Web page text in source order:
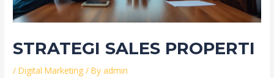
STRATEGI SALES PROPERTI
/Digital Marketing / By admin